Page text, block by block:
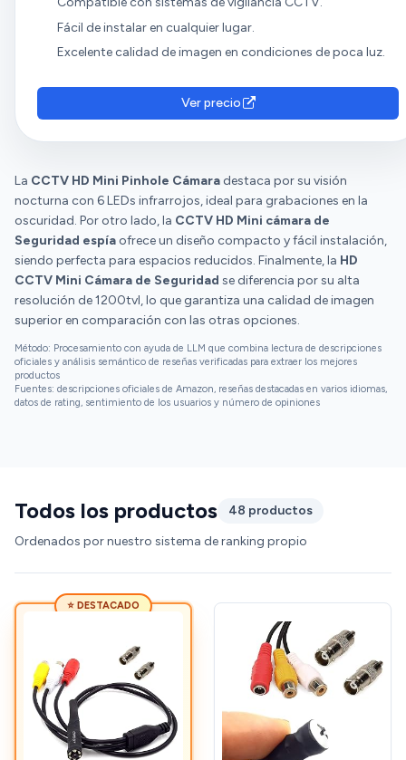
Fácil de instalar en cualquier lugar.
Excelente calidad de imagen en condiciones de poca luz.
Ver precio
La CCTV HD Mini Pinhole Cámara destaca por su visión
nocturna con 6 LEDs infrarrojos, ideal para grabaciones en la
oscuridad. Por otro lado, la CCTV HD Mini cámara de
Seguridad espía ofrece un diseño compacto y fácil instalación,
siendo perfecta para espacios reducidos. Finalmente, la HD
CCTV Mini Cámara de Seguridad se diferencia por su alta
resolución de 1200tvl, lo que garantiza una calidad de imagen
superior en comparación con las otras opciones.
Método: Procesamiento con ayuda de LLM que combina lectura de descripciones
oficiales y análisis semántico de reseñas verificadas para extraer los mejores
productos
Fuentes: descripciones oficiales de Amazon, reseñas destacadas en varios idiomas,
datos de rating, sentimiento de los usuarios y número de opiniones
Todos los productos
48 productos
Ordenados por nuestro sistema de ranking propio
⭐ DESTACADO